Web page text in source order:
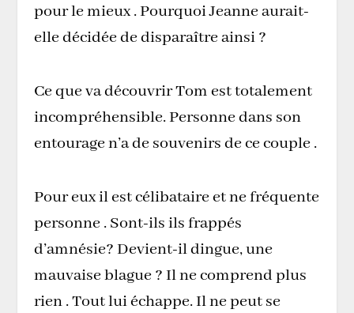
pour le mieux . Pourquoi Jeanne aurait-
elle décidée de disparaître ainsi ?
Ce que va découvrir Tom est totalement
incompréhensible. Personne dans son
entourage n’a de souvenirs de ce couple .
Pour eux il est célibataire et ne fréquente
personne . Sont-ils ils frappés
d’amnésie? Devient-il dingue, une
mauvaise blague ? Il ne comprend plus
rien . Tout lui échappe. Il ne peut se